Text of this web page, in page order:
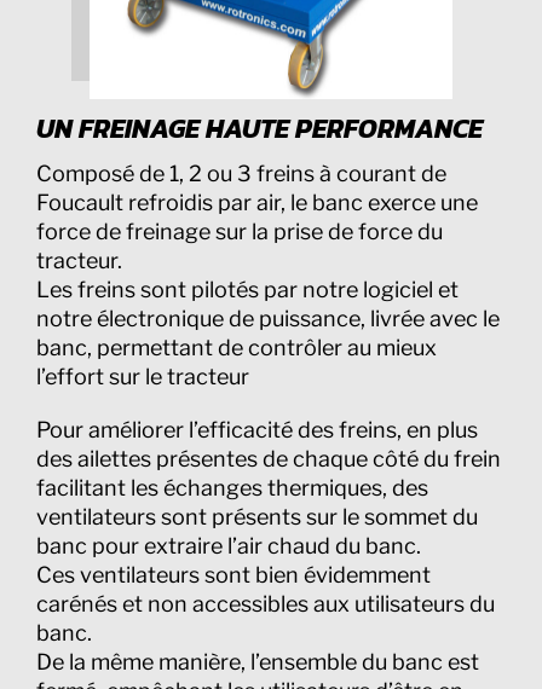
UN FREINAGE HAUTE PERFORMANCE
Composé de 1, 2 ou 3 freins à courant de
Foucault refroidis par air, le banc exerce une
force de freinage sur la prise de force du
tracteur.
Les freins sont pilotés par notre logiciel et
notre électronique de puissance, livrée avec le
banc, permettant de contrôler au mieux
l’effort sur le tracteur
Pour améliorer l’efficacité des freins, en plus
des ailettes présentes de chaque côté du frein
facilitant les échanges thermiques, des
ventilateurs sont présents sur le sommet du
banc pour extraire l’air chaud du banc.
Ces ventilateurs sont bien évidemment
carénés et non accessibles aux utilisateurs du
banc.
De la même manière, l’ensemble du banc est